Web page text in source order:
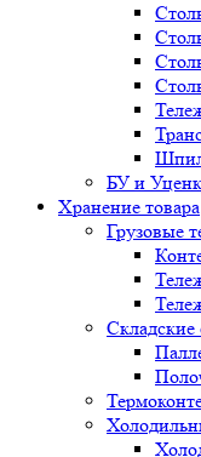
БУ и
Хранение товара
Грузовые
Складские